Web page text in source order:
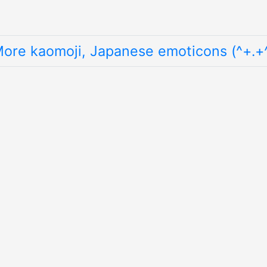
kaomoji, Japanese emoticons